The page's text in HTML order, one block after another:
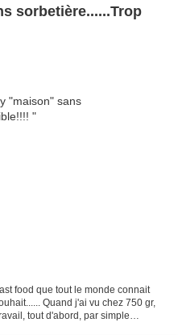
sorbetière......Trop
food que tout le monde connait
Quand j'ai vu chez 750 gr,
tout d'abord, par simple